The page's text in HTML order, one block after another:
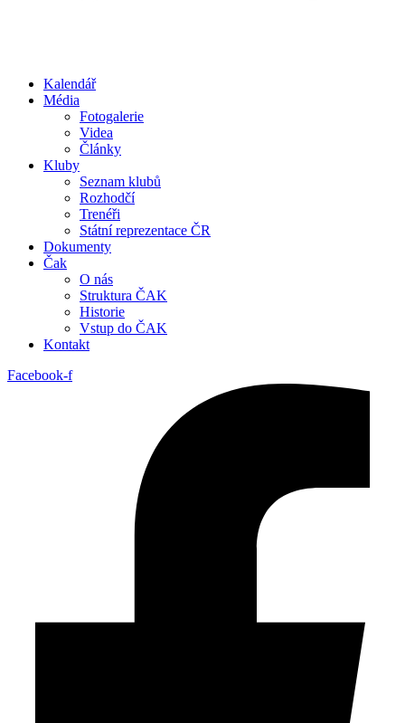
Kalendář
Média
Fotogalerie
Videa
Články
Kluby
Seznam klubů
Rozhodčí
Trenéři
Státní reprezentace ČR
Dokumenty
Čak
O nás
Struktura ČAK
Historie
Vstup do ČAK
Kontakt
Facebook-f